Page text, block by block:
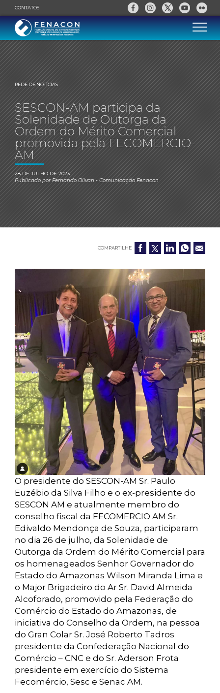
CONTATOS
REDE DE NOTÍCIAS
SESCON-AM participa da
Solenidade de Outorga da
Ordem do Mérito Comercial
promovida pela FECOMERCIO-
AM
28 DE JULHO DE 2023
Publicado porFernando Olivan- Comunicação Fenacon
COMPARTILHE
O presidente do SESCON-AM Sr. Paulo
Euzébio da Silva Filho e o ex-presidente do
SESCON AM e atualmente membro do
conselho fiscal da FECOMERCIO AM Sr.
Edivaldo Mendonça de Souza, participaram
no dia 26 de julho, da Solenidade de
Outorga da Ordem do Mérito Comercial para
os homenageados Senhor Governador do
Estado do Amazonas Wilson Miranda Lima e
o Major Brigadeiro do Ar Sr. David Almeida
Alcoforado, promovido pela Federação do
Comércio do Estado do Amazonas, de
iniciativa do Conselho da Ordem, na pessoa
do Gran Colar Sr. José Roberto Tadros
presidente da Confederação Nacional do
Comércio – CNC e do Sr. Aderson Frota
presidente em exercício do Sistema
Fecomércio, Sesc e Senac AM.